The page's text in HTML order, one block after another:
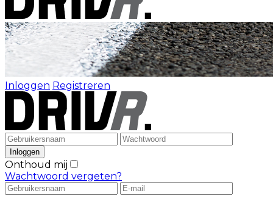
Inloggen Registreren
Onthoud mij
Wachtwoord vergeten?